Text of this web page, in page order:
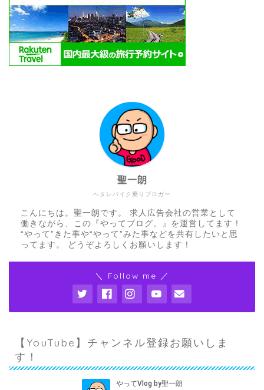
ヘタレバイク乗りブロガー
聖一朗
こんにちは。聖一朗です。 求人広告会社の営業として
働きながら、この『やってブログ。』を運営してます！
“やって”きた事や“やって”みた事などを共有したいと思
ってます。 どうぞよろしくお願いします！
＼ Follow me ／
【YouTube】チャンネル登録お願いしま
す！